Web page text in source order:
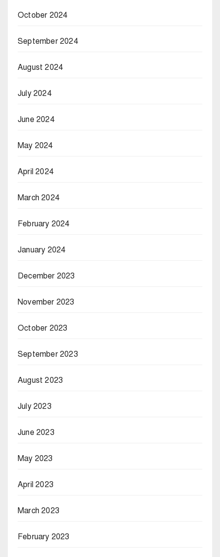
October 2024
September 2024
August 2024
July 2024
June 2024
May 2024
April 2024
March 2024
February 2024
January 2024
December 2023
November 2023
October 2023
September 2023
August 2023
July 2023
June 2023
May 2023
April 2023
March 2023
February 2023